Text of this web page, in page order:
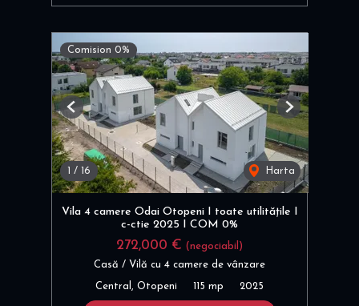
Comision 0%
1 / 16 Harta
Previous Next
Vila 4 camere Odai Otopeni I toate utilitățile I
c-ctie 2025 I COM 0%
272,000 € (negociabil)
Casă / Vilă cu 4 camere de vânzare
Central, Otopeni 115 mp 2025